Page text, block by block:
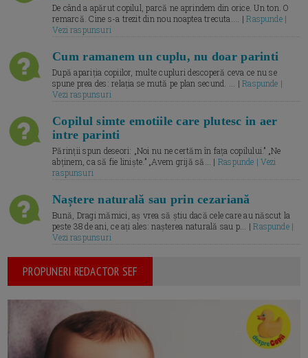
De când a apărut copilul, parcă ne aprindem din orice. Un ton. O
remarcă. Cine s-a trezit din nou noaptea trecuta.... |Raspunde |
Vezi raspunsuri
Cum ramanem un cuplu, nu doar parinti
După apariția copiilor, multe cupluri descoperă ceva ce nu se
spune prea des: relația se mută pe plan secund. ... |Raspunde |
Vezi raspunsuri
Copilul simte emotiile care plutesc in aer
intre parinti
Părinții spun deseori: „Noi nu ne certăm în fața copilului.” „Ne
abținem, ca să fie liniște.” „Avem grijă să... | Raspunde | Vezi
raspunsuri
Naștere naturală sau prin cezariană
Bună, Dragi mămici, aș vrea să știu dacă cele care au născut la
peste 38 de ani, ce ați ales: nașterea naturală sau p... |Raspunde |
Vezi raspunsuri
PROPUNERI REDACTOR SEF